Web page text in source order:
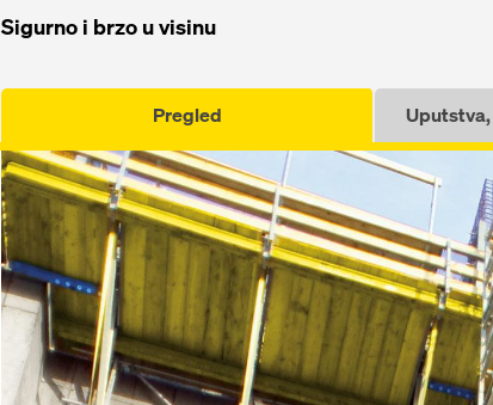
Sigurno i brzo u visinu
Pregled